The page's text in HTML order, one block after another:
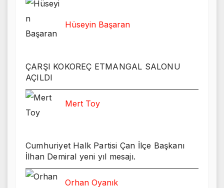
Hüseyin Başaran
ÇARŞI KOKOREÇ ETMANGAL SALONU
AÇILDI
Mert Toy
Cumhuriyet Halk Partisi Çan İlçe Başkanı
İlhan Demiral yeni yıl mesajı.
Orhan Oyanık